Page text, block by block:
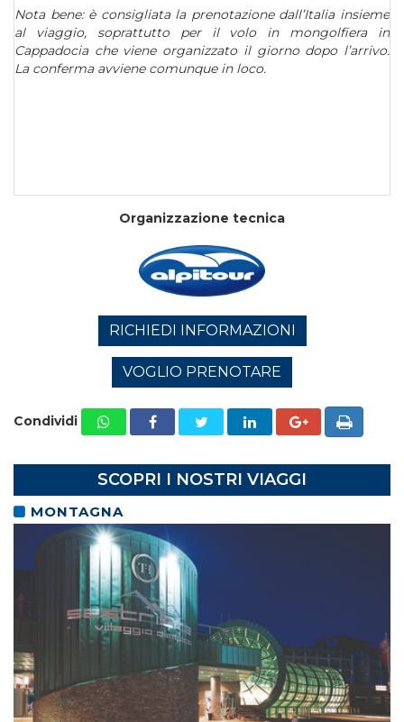
Nota bene: è consigliata la prenotazione dall’Italia insieme
al viaggio, soprattutto per il volo in mongolfiera in
Cappadocia che viene organizzato il giorno dopo l’arrivo.
La conferma avviene comunque in loco.
Organizzazione tecnica
RICHIEDI INFORMAZIONI
VOGLIO PRENOTARE
Condividi
SCOPRI I NOSTRI VIAGGI
MONTAGNA